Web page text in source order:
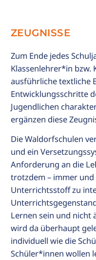
ZEUGNISSE
Zum Ende jedes
Klassenlehrer*in bzw.
ausführliche textliche
Entwicklungsschritte
Jugendlichen
ergänzen diese
Die Waldorfschulen
und ein
Anforderung an die
trotzdem – immer
Unterrichtsstoff zu
Lernen sein und nicht
wird da überhaupt
individuell wie die
Schüler*innen wollen